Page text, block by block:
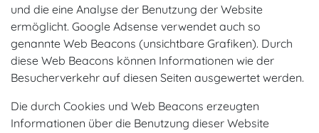
und die eine Analyse der Benutzung der Website
ermöglicht. Google Adsense verwendet auch so
genannte Web Beacons (unsichtbare Grafiken). Durch
diese Web Beacons können Informationen wie der
Besucherverkehr auf diesen Seiten ausgewertet werden.
Die durch Cookies und Web Beacons erzeugten
Informationen über die Benutzung dieser Website